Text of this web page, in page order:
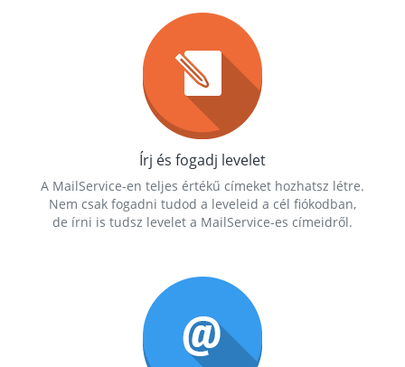
Írj és fogadj levelet
A MailService-en teljes értékű címeket hozhatsz létre.
Nem csak fogadni tudod a leveleid a cél fiókodban,
de írni is tudsz levelet a MailService-es címeidről.